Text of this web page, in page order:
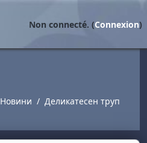
Non connecté. (Connexion)
Новини Деликатесен труп